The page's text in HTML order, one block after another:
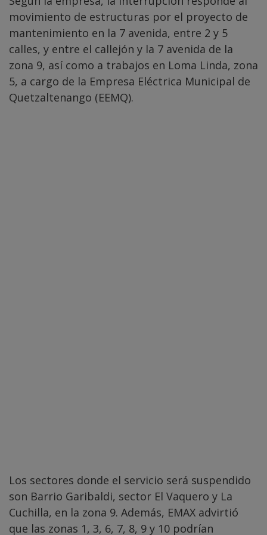
movimiento de estructuras por el proyecto de
mantenimiento en la 7 avenida, entre 2 y 5
calles, y entre el callejón y la 7 avenida de la
zona 9, así como a trabajos en Loma Linda, zona
5, a cargo de la Empresa Eléctrica Municipal de
Quetzaltenango (EEMQ).
Los sectores donde el servicio será suspendido
son Barrio Garibaldi, sector El Vaquero y La
Cuchilla, en la zona 9. Además, EMAX advirtió
que las zonas 1, 3, 6, 7, 8, 9 y 10 podrían